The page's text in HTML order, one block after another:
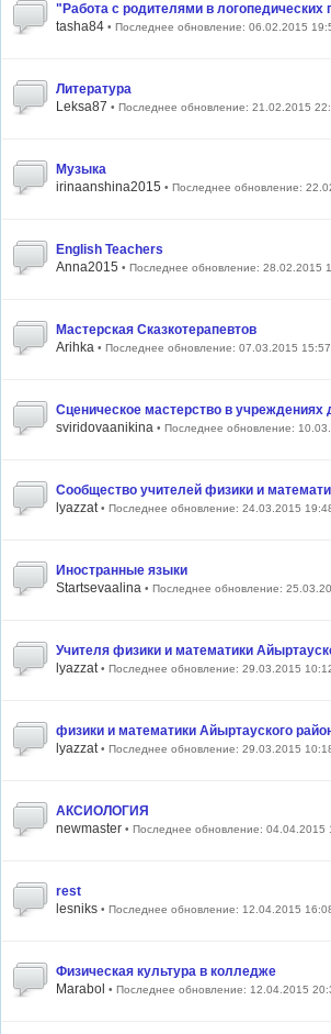
"Работа с родителями в логопедических
tasha84 • Последнее обновление: 06.02.2015
Литература
Leksa87 • Последнее обновление: 21.02.2015
Музыка
irinaanshina2015 • Последнее обновление:
English Teachers
Anna2015 • Последнее обновление: 28.02.2015
Мастерская Сказкотерапевтов
Arihka • Последнее обновление: 07.03.2015 15:57
Сценическое мастерство в учреждениях
sviridovaanikina • Последнее обновление:
Сообщество учителей физики и
lyazzat • Последнее обновление: 24.03.2015
Иностранные языки
Startsevaalina • Последнее обновление:
Учителя физики и математики
lyazzat • Последнее обновление: 29.03.2015
физики и математики Айыртауского
lyazzat • Последнее обновление: 29.03.2015
АКСИОЛОГИЯ
newmaster • Последнее обновление: 04.04.2015
rest
lesniks • Последнее обновление: 12.04.2015
Физическая культура в колледже
Marabol • Последнее обновление: 12.04.2015